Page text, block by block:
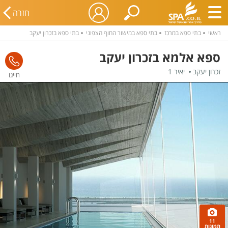
חזרה
ראשי בתי ספא במרכז בתי ספא במישור החוף הצפוני בתי ספא בזכרון יעקב
ספא אלמא בזכרון יעקב
זכרון יעקב יאיר 1
11
תמונות